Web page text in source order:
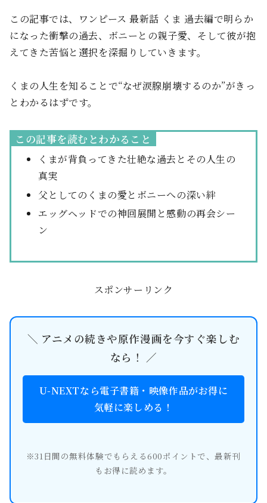
この記事では、ワンピース 最新話 くま 過去編で明らか
になった衝撃の過去、ボニーとの親子愛、そして彼が抱
えてきた苦悩と選択を深掘りしていきます。
くまの人生を知ることで“なぜ涙腺崩壊するのか”がきっ
とわかるはずです。
この記事を読むとわかること
くまが背負ってきた壮絶な過去とその人生の
真実
父としてのくまの愛とボニーへの深い絆
エッグヘッドでの神回展開と感動の再会シー
ン
スポンサーリンク
＼ アニメの続きや原作漫画を今すぐ楽しむ
なら！ ／
U-NEXTなら電子書籍・映像作品がお得に
気軽に楽しめる！
※31日間の無料体験でもらえる600ポイントで、最新刊
もお得に読めます。